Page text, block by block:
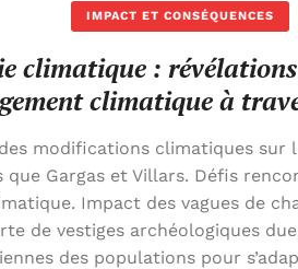
IMPACT ET CONSÉQUENCES
climatique :
climatique à
modifications climatiques sur
Gargas et Villars. Défis
Impact des vagues de
de vestiges archéologiques
des populations pour